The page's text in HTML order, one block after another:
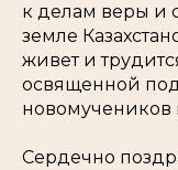
к делам веры и
земле
живет и
освященной
новомучеников
Сердечно